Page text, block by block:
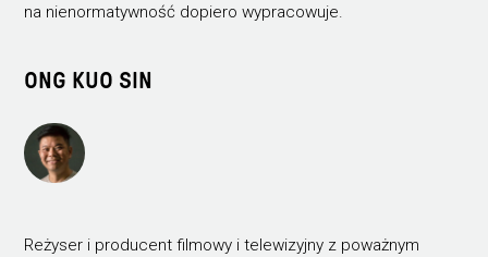
na nienormatywność dopiero wypracowuje.
ONG KUO SIN
Reżyser i producent filmowy i telewizyjny z poważnym